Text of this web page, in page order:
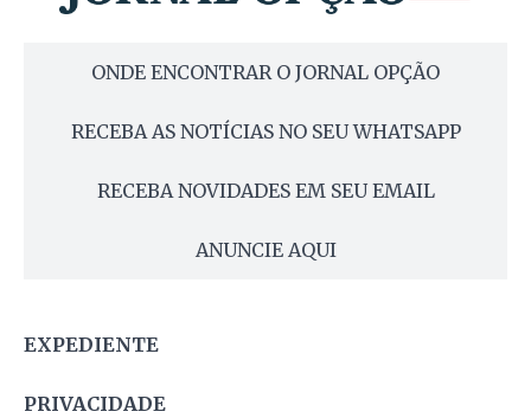
ONDE ENCONTRAR O JORNAL OPÇÃO
RECEBA AS NOTÍCIAS NO SEU WHATSAPP
RECEBA NOVIDADES EM SEU EMAIL
ANUNCIE AQUI
EXPEDIENTE
PRIVACIDADE